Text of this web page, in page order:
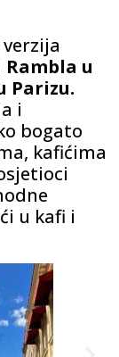
Rambla u
Parizu.
i
bogato
kafićima
u kafi i